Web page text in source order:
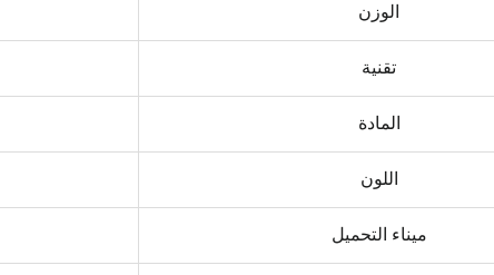
الوزن
تقنية
المادة
اللون
ميناء التحميل